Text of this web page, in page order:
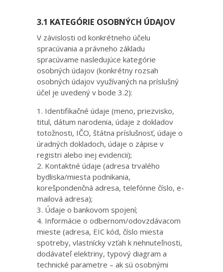
3.1 KATEGÓRIE OSOBNÝCH ÚDAJOV
V závislosti od konkrétneho účelu
spracúvania a právneho základu
spracúvame nasledujúce kategórie
osobných údajov (konkrétny rozsah
osobných údajov využívaných na príslušný
účel je uvedený v bode 3.2):
Identifikačné údaje (meno, priezvisko,
titul, dátum narodenia, údaje z dokladov
totožnosti, IČO, štátna príslušnosť, údaje o
úradných dokladoch, údaje o zápise v
registri alebo inej evidencii);
Kontaktné údaje (adresa trvalého
bydliska/miesta podnikania,
korešpondenčná adresa, telefónne číslo, e-
mailová adresa);
Údaje o bankovom spojení;
Informácie o odbernom/odovzdávacom
mieste (adresa, EIC kód, číslo miesta
spotreby, vlastnícky vzťah k nehnuteľnosti,
dodávateľ elektriny, typový diagram a
technické parametre – ak sú osobnými